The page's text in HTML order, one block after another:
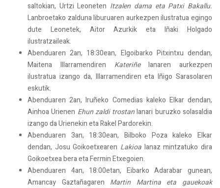
saltokian, Urtzi Leoneten Itzalen dama eta Patxi Bakallu.
Lanbroetako zalduna liburuaren aurkezpen ilustratua egingo
dute Leonetek, Aitor Azurkik eta Iñaki Holgado
ilustratzaileak.
Abenduaren 2an, 18:30ean, Elgoibarko Pitxintxu dendan,
Maitena Illarramendiren Kateriñelanaren aurkezpen
ilustratua izango da, Illarramendiren eta Iñigo Sarasolaren
eskutik.
Abenduaren 2an, Iruñeko Comedias kaleko Elkar dendan,
Ainhoa Urienen Ehun zaldi trostanlanari buruzko solasaldia
izango da Urienekin eta Rakel Pardorekin.
Abenduaren 3an, 18:30ean, Bilboko Poza kaleko Elkar
dendan, Josu Goikoetxearen Lakioa lanaz mintzatuko dira
Goikoetxea bera eta Fermin Etxegoien.
Abenduaren 4an, 18:00etan, Eibarko Adarabar gunean,
Amancay Gaztañagaren Martin Martina eta gauekoak